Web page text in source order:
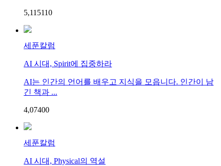
5,115110
세푼칼럼
AI 시대, Spirit에 집중하라
AI는 인간의 언어를 배우고 지식을 모읍니다. 인간이 남
긴 책과 ...
4,07400
세푼칼럼
AI 시대, Physical의 역설